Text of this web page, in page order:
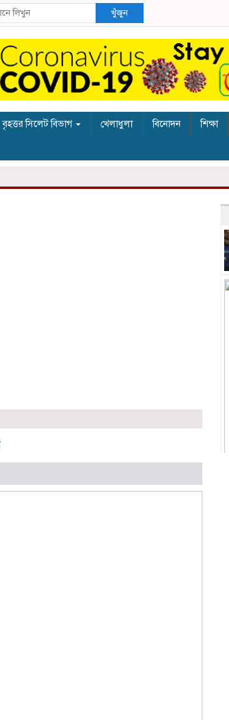
খুঁজুন
বৃহত্তর সিলেট বিভাগ খেলাধুলা বিনোদন শিক্ষা